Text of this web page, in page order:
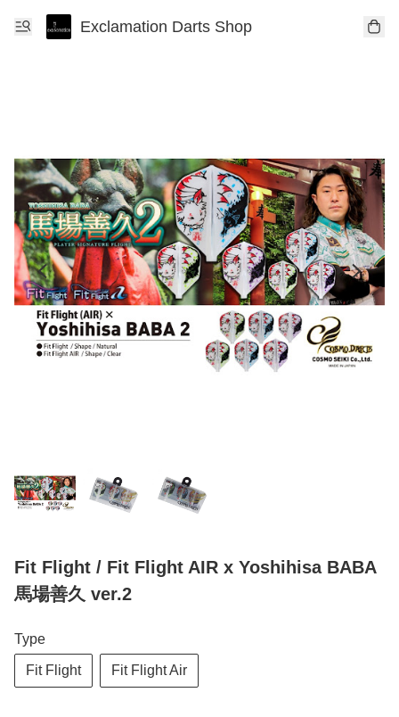
Exclamation Darts Shop
Fit Flight / Fit Flight AIR x Yoshihisa BABA
馬場善久 ver.2
Type
Fit Flight Fit Flight Air